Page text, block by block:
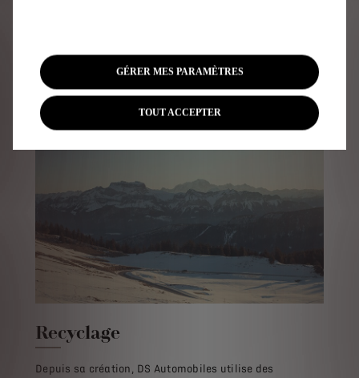
POUR ALLER PLUS LOIN
Recyclage
Depuis sa création, DS Automobiles utilise des
GÉRER MES PARAMÈTRES
TOUT ACCEPTER